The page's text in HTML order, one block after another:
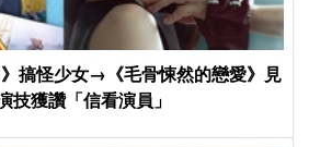
搞怪少女→《毛骨悚然的戀愛》見
技獲讚「信看演員」